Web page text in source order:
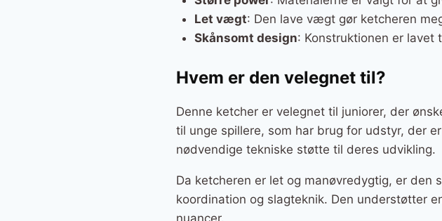
Let vægt: Den lave vægt gør ketcheren
Skånsomt design: Konstruktionen er
Hvem er den velegnet til?
Denne ketcher er velegnet til juniorer, der
til unge spillere, som har brug for udstyr, der
nødvendige tekniske støtte til deres udvikling.
Da ketcheren er let og manøvredygtig, er
koordination og slagteknik. Den understøtter